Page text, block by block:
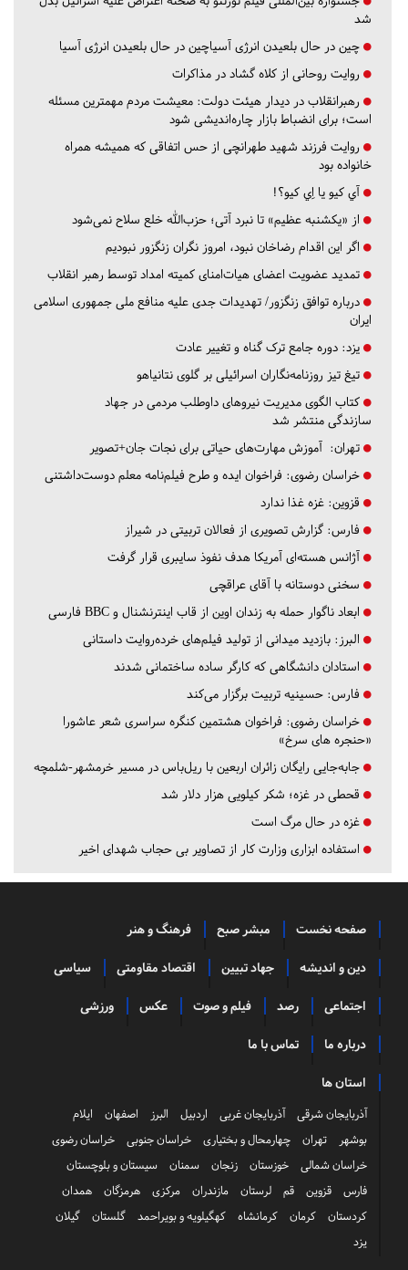
شد
چین در حال بلعیدن انرژی آسیاچین در حال بلعیدن انرژی آسیا
روایت روحانی از کلاه گشاد در مذاکرات
رهبرانقلاب در دیدار هیئت دولت: معیشت مردم مهمترین مسئله
است؛ برای انضباط بازار چاره‌اندیشی شود
روایت فرزند شهید طهرانچی از حس اتفاقی که همیشه همراه
خانواده بود
آي كيو يا اِي كيو؟!
از «یکشنبه عظیم» تا نبرد آتی؛ حزب‌الله خلع سلاح نمی‌شود
اگر این اقدام رضاخان نبود، امروز نگران زنگزور نبودیم
تمدید عضویت اعضای هیات‌امنای کمیته امداد توسط رهبر انقلاب
درباره توافق زنگزور/ تهدیدات جدی علیه منافع ملی جمهوری اسلامی
ایران
یزد: دوره جامع ترک گناه و تغییر عادت
تیغ تیز روزنامه‌نگاران اسرائیلی بر گلوی نتانیاهو
کتاب الگوی مدیریت نیروهای داوطلب مردمی در جهاد
سازندگی منتشر شد
تهران: آموزش مهارت‌های حیاتی برای نجات جان+تصویر
خراسان رضوی: فراخوان ایده و طرح فیلم‌نامه معلم دوست‌داشتنی
قزوین: غزه غذا ندارد
فارس: گزارش تصویری از فعالان تربیتی در شیراز
آژانس هسته‌ای آمریکا هدف نفوذ سایبری قرار گرفت
سخنی دوستانه با آقای عراقچی
ابعاد ناگوار حمله به زندان اوین از قاب اینترنشنال و BBC فارسی
البرز: بازدید میدانی از تولید فیلم‌های خرده‌روایت داستانی
استادان دانشگاهی که کارگر ساده ساختمانی شدند
فارس: حسینیه تربیت برگزار می‌کند
خراسان رضوی: فراخوان هشتمین کنگره سراسری شعر عاشورا
«حنجره های سرخ»
جابه‌جایی رایگان زائران اربعین با ریل‌باس در مسیر خرمشهر-شلمچه
قحطی در غزه؛ شکر کیلویی هزار دلار شد
غزه در حال مرگ است
استفاده ابزاری وزارت کار از تصاویر بی حجاب شهدای اخیر
صفحه نخست مبشر صبح فرهنگ و هنر
دین و اندیشه جهاد تبیین اقتصاد مقاومتی سیاسی
اجتماعی رصد فیلم و صوت عکس ورزشی
درباره ما تماس با ما
استان ها
آذربایجان شرقی آذربایجان غربی اردبیل البرز اصفهان
ایلام
بوشهر
تهران چهارمحال و بختیاری خراسان جنوبی
خراسان رضوی
خراسان شمالی
خوزستان زنجان سمنان
سیستان و بلوچستان
فارس
قزوین قم لرستان مازندران مرکزی هرمزگان
همدان
کردستان
کرمان کرمانشاه کهگیلویه و بویراحمد گلستان
گیلان
یزد